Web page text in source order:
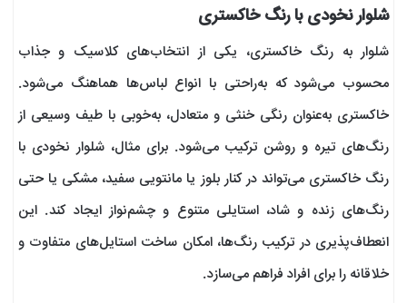
شلوار نخودی با رنگ خاکستری
شلوار به رنگ خاکستری، یکی از انتخاب‌های کلاسیک و جذاب
محسوب می‌شود که به‌راحتی با انواع لباس‌ها هماهنگ می‌شود.
خاکستری به‌عنوان رنگی خنثی و متعادل، به‌خوبی با طیف وسیعی از
رنگ‌های تیره و روشن ترکیب می‌شود. برای مثال، شلوار نخودی با
رنگ خاکستری می‌تواند در کنار بلوز یا مانتویی سفید، مشکی یا حتی
رنگ‌های زنده و شاد، استایلی متنوع و چشم‌نواز ایجاد کند. این
انعطاف‌پذیری در ترکیب رنگ‌ها، امکان ساخت استایل‌های متفاوت و
خلاقانه را برای افراد فراهم می‌سازد.